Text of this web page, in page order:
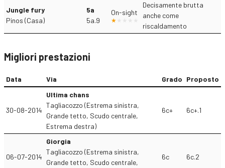
Jungle fury
Pinos (Casa)
5a
5a.9
On-sight
Decisamente brutta
anche come
riscaldamento
Migliori prestazioni
Data Via Grado Proposto
30-08-2014
Ultima chans
Tagliacozzo (Estrema sinistra,
Grande tetto, Scudo centrale,
Estrema destra)
6c+ 6c+.1
06-07-2014
Giorgia
Tagliacozzo (Estrema sinistra,
Grande tetto, Scudo centrale,
6c 6c.2